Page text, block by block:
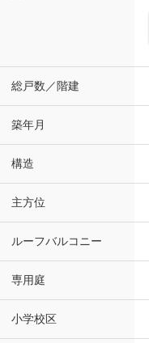
総戸数／階建
築年月
構造
主方位
ルーフバルコニー
専用庭
小学校区